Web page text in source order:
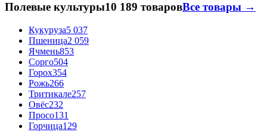
Полевые культуры10 189 товаровВсе товары →
Кукуруза5 037
Пшеница2 059
Ячмень853
Сорго504
Горох354
Рожь266
Тритикале257
Овёс232
Просо131
Горчица129